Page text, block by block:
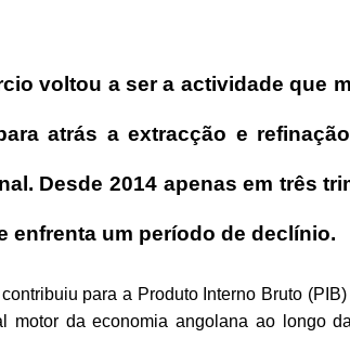
voltou a ser a actividade que
atrás a extracção e
Desde 2014 apenas em três
enfrenta um período de declínio.
para a Produto Interno Bruto
motor da economia angolana ao longo